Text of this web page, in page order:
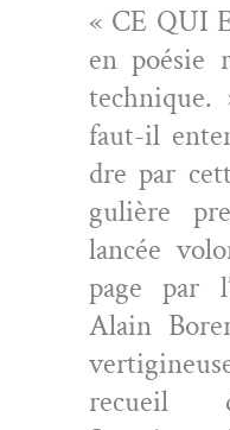
« CE QUI
en poésie
faut-il
dre par
gulière
lancée
page par
Alain
recueil